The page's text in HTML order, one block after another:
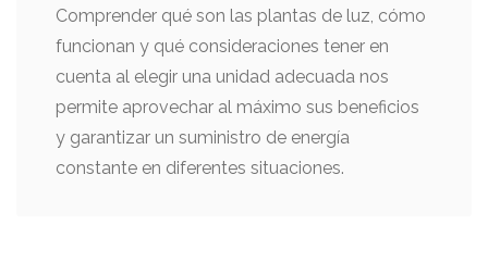
Comprender qué son las plantas de luz, cómo
funcionan y qué consideraciones tener en
cuenta al elegir una unidad adecuada nos
permite aprovechar al máximo sus beneficios
y garantizar un suministro de energía
constante en diferentes situaciones.